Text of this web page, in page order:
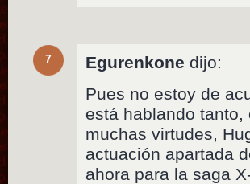
7 Egurenkone dijo:
Pues no estoy de
está hablando
muchas virtudes,
actuación apartada
ahora para la saga